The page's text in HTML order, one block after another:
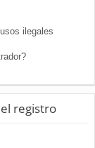
ilegales
registro